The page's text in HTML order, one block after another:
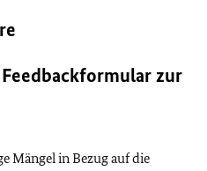
zur
Mängel in Bezug auf die